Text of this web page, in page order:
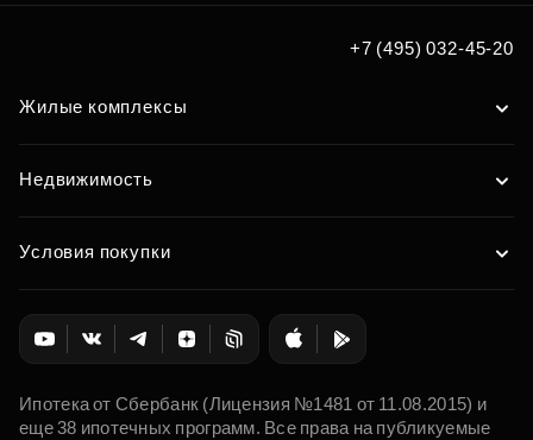
+7 (495) 032-45-20
Жилые комплексы
Недвижимость
Условия покупки
Ипотека от Сбербанк (Лицензия №1481 от 11.08.2015) и
еще 38 ипотечных программ. Все права на публикуемые